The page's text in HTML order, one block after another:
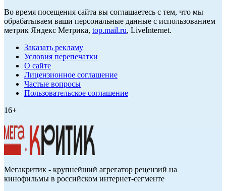
Во время посещения сайта вы соглашаетесь с тем, что мы
обрабатываем ваши персональные данные с использованием
метрик Яндекс Метрика, top.mail.ru, LiveInternet.
Заказать рекламу
Условия перепечатки
О сайте
Лицензионное соглашение
Частые вопросы
Пользовательское соглашение
16+
Мегакритик - крупнейший агрегатор рецензий на
кинофильмы в российском интернет-сегменте